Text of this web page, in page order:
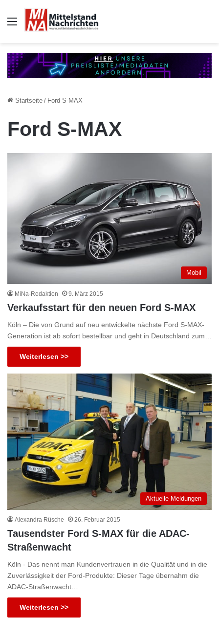
Auswahl
Startseite / Ford S-MAX
Ford S-MAX
Mobil
MiNa-Redaktion 9. März 2015
Verkaufsstart für den neuen Ford S-MAX
Köln – Die von Grund auf neu entwickelte nächste Ford S-MAX-
Generation ist ab sofort bestellbar und geht in Deutschland zum…
Weiterlesen >>
Aktuelle Meldungen
Alexandra Rüsche 26. Februar 2015
Tausendster Ford S-MAX für die ADAC-
Straßenwacht
Köln - Das nennt man Kundenvertrauen in die Qualität und in die
Zuverlässigkeit der Ford-Produkte: Dieser Tage übernahm die
ADAC-Straßenwacht…
Weiterlesen >>